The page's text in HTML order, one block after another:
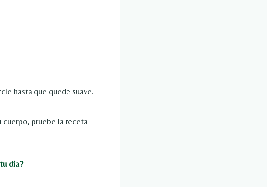
hasta que quede suave.
cuerpo, pruebe la receta
día?